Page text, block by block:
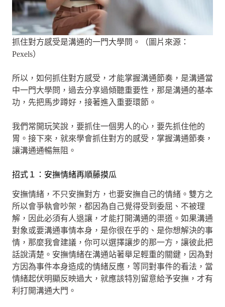
抓住對方感受是溝通的一門大學問。（圖片來源：
Pexels）
所以，如何抓住對方感受，才能掌握溝通節奏，是溝通當
中一門大學問，過去分享過傾聽重要性，那是溝通的基本
功，先把馬步蹲好，接著進入重要環節。
我們常開玩笑說，要抓住一個男人的心，要先抓住他的
胃。接下來，就來學會抓住對方的感受，掌握溝通節奏，
讓溝通通暢無阻。
招式１：安撫情緒再順藤摸瓜
安撫情緒，不只安撫對方，也要安撫自己的情緒。雙方之
所以會爭執會吵架，都因為自己覺得受到委屈、不被理
解，因此必須有人退讓，才能打開溝通的渠道。如果溝通
對象或要溝通事情本身，是你很在乎的、是你想解決的事
情，那麼我會建議，你可以選擇讓步的那一方，讓彼此把
話說清楚。安撫情緒在溝通站著舉足輕重的關鍵，因為對
方因為事件本身造成的情緒反應，等同對事件的看法，當
情緒起伏明顯反映過大，就應該特別留意給予安撫，才有
利打開溝通大門。